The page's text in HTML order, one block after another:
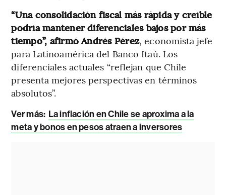
“Una consolidación fiscal más rápida y creíble
podría mantener diferenciales bajos por más
tiempo”, afirmó Andrés Pérez, economista jefe
para Latinoamérica del Banco Itaú. Los
diferenciales actuales “reflejan que Chile
presenta mejores perspectivas en términos
absolutos”.
Ver más: La inflación en Chile se aproxima a la
meta y bonos en pesos atraen a inversores